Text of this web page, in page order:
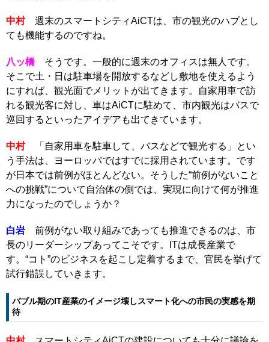
中村週末のスマートシティAiCTは、市の観光のハブとし
ても機能するのですね。
八ッ橋そうです。一般的に週末のオフィスは無人です。
そこで土・日は駐車場を開放するなどし敷地を使えるよう
にすれば、観光面でメリットが出てきます。自家用車で訪
れる観光客に対し、車はAiCTに駐めて、市内観光はバスで
巡回するといったアイデアも出てきています。
中村「自家用車を駐車して、バスなどで観光する」とい
う手法は、ヨーロッパではすでに採用されています。です
が日本では前例がほとんどない。そうした“前例がないこと
への挑戦”について自治体の側では、実現に向けて何が推進
力になったのでしょうか？
白岩 前例がない取り組みであっても推進できるのは、市
長のリーダーシップあってこそです。ITは成長産業で
す。“コト”のビジネスを起こし定着するまで、官民を挙げて
試行錯誤していきます。
バブル期のIT産業のイメージ壊しスマート化への市民の実感を期
待